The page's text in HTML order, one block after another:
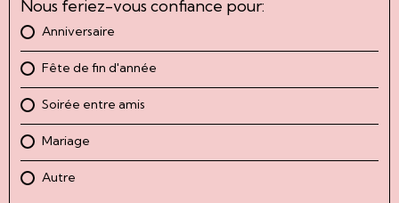
Nous feriez-vous confiance pour:
Anniversaire
Fête de fin d'année
Soirée entre amis
Mariage
Autre